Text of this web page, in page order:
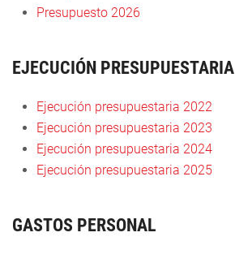
Presupuesto 2026
EJECUCIÓN PRESUPUESTARIA
Ejecución presupuestaria 2022
Ejecución presupuestaria 2023
Ejecución presupuestaria 2024
Ejecución presupuestaria 2025
GASTOS PERSONAL